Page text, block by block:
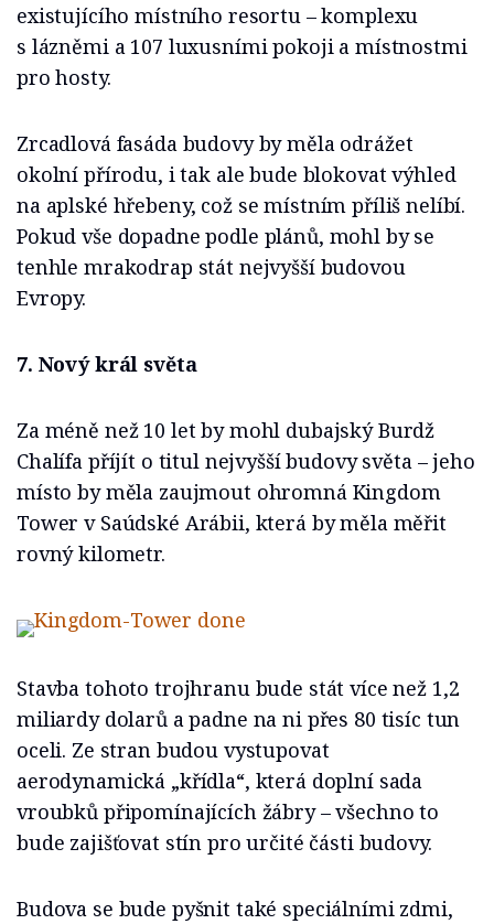
existujícího místního resortu – komplexu
s lázněmi a 107 luxusními pokoji a místnostmi
pro hosty.
Zrcadlová fasáda budovy by měla odrážet
okolní přírodu, i tak ale bude blokovat výhled
na aplské hřebeny, což se místním příliš nelíbí.
Pokud vše dopadne podle plánů, mohl by se
tenhle mrakodrap stát nejvyšší budovou
Evropy.
7. Nový král světa
Za méně než 10 let by mohl dubajský Burdž
Chalífa příjít o titul nejvyšší budovy světa – jeho
místo by měla zaujmout ohromná Kingdom
Tower v Saúdské Arábii, která by měla měřit
rovný kilometr.
Stavba tohoto trojhranu bude stát více než 1,2
miliardy dolarů a padne na ni přes 80 tisíc tun
oceli. Ze stran budou vystupovat
aerodynamická „křídla“, která doplní sada
vroubků připomínajících žábry – všechno to
bude zajišťovat stín pro určité části budovy.
Budova se bude pyšnit také speciálními zdmi,